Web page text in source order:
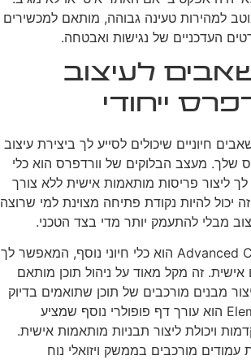
למהירות טעינה גבוהה, מותאם למכשירים
העדכניים של נגישות ואבטחה.
לעיצוב
ייחודי
חיוניים שיכולים לסייע לך ביצירת עיצוב
שלך. מעצב הבלוקים של וורדפרס הוא כלי
ליצור פריסות מותאמות אישית ללא צורך
יכול להיות נקודת פתיחה מצוינת למי שרוצה
מבלי להתעמק יותר מדי בצד הטכני.
תוסף Advanced Custom Fields הוא כלי חיוני נוסף, המאפשר לך
זה מקל מאוד על ניהול תוכן מותאם
מבנים מורכבים של תוכן שתואמים בדיוק
לצרכים שלך. Elementor הוא עורך דף פופולרי נוסף שמציע
ויכולת ליצור תבניות מותאמות אישית.
מורכבים בממשק ויזואלי נוח